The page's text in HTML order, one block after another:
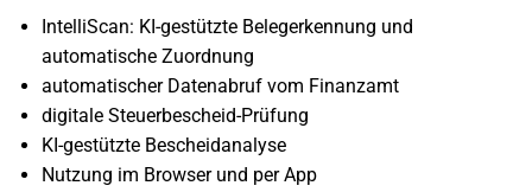
IntelliScan: KI-gestützte Belegerkennung und
automatische Zuordnung
automatischer Datenabruf vom Finanzamt
digitale Steuerbescheid-Prüfung
KI-gestützte Bescheidanalyse
Nutzung im Browser und per App